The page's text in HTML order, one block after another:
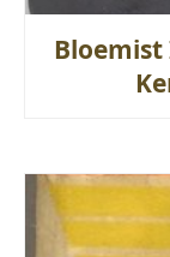
Bloemist